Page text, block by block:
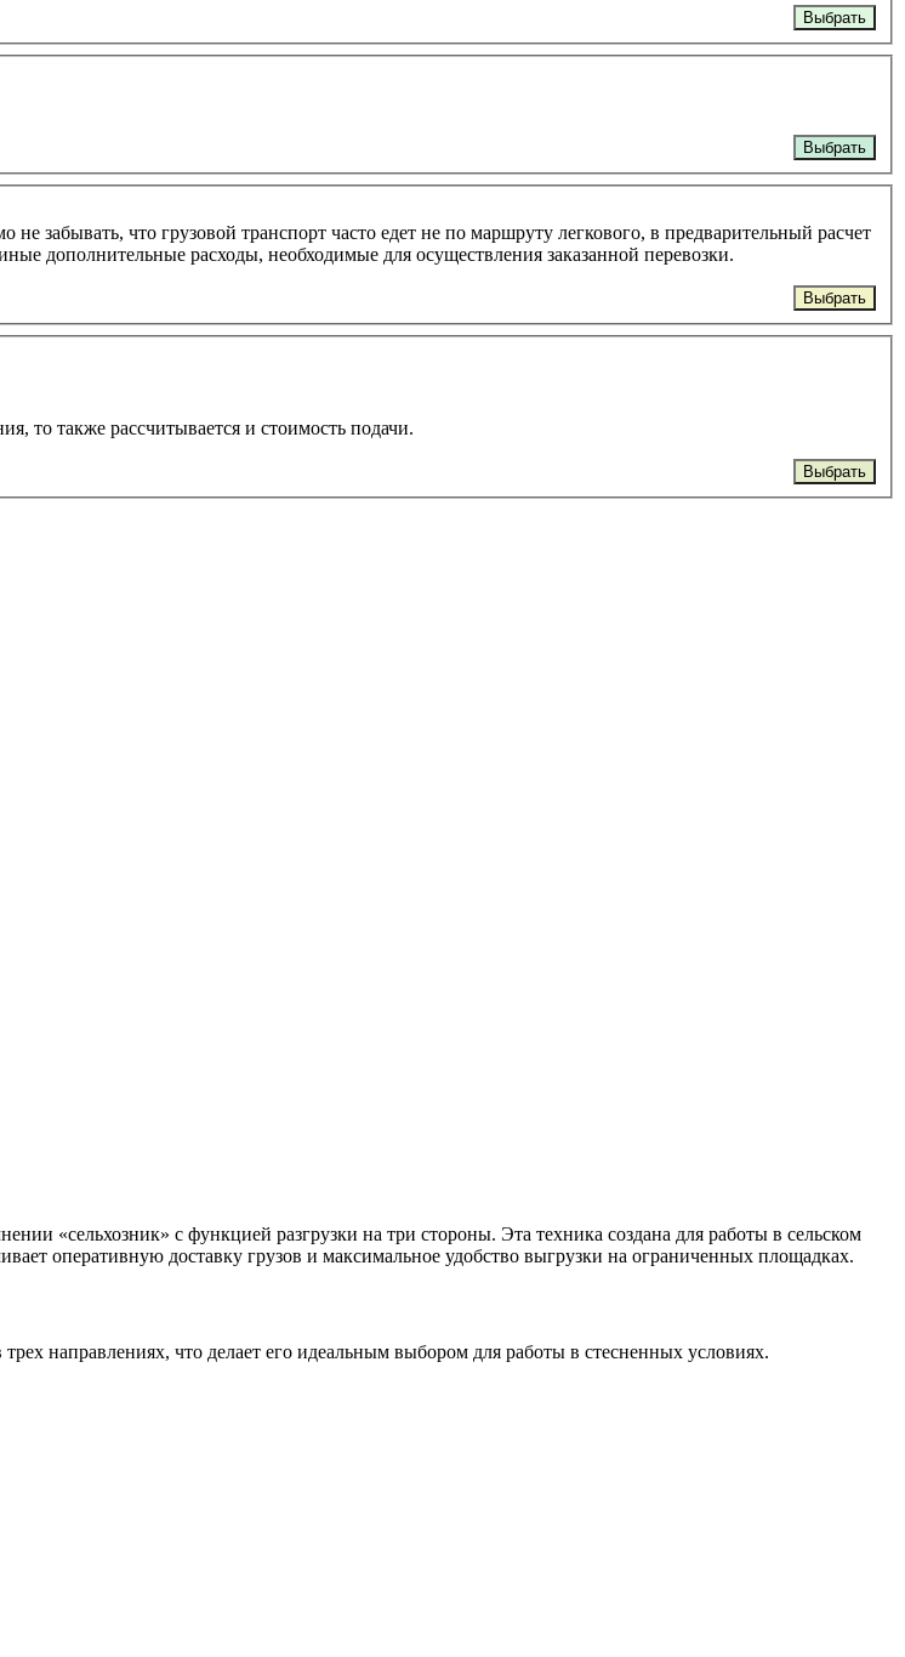
Выбрать
Выбрать
забывать, что грузовой транспорт часто едет не по маршруту легкового, в предварительный расчет
дополнительные расходы, необходимые для осуществления заказанной перевозки.
Выбрать
то также рассчитывается и стоимость подачи.
Выбрать
«сельхозник» с функцией разгрузки на три стороны. Эта техника создана для работы в сельском
оперативную доставку грузов и максимальное удобство выгрузки на ограниченных площадках.
направлениях, что делает его идеальным выбором для работы в стесненных условиях.